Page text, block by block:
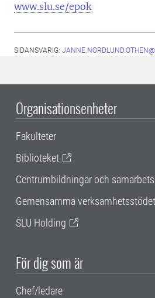
www.slu.se/epok
SIDANSVARIG:
Organisationsenheter
Fakulteter
Biblioteket
Centrumbildningar och
Gemensamma verksamhetsstödet
SLU Holding
För dig som är
Chef/ledare